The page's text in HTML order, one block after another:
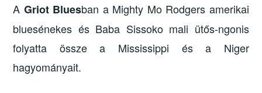
A Griot Bluesban a Mighty Mo Rodgers amerikai
bluesénekes és Baba Sissoko mali ütős-ngonis
folyatta össze a Mississippi és a Niger
hagyományait.